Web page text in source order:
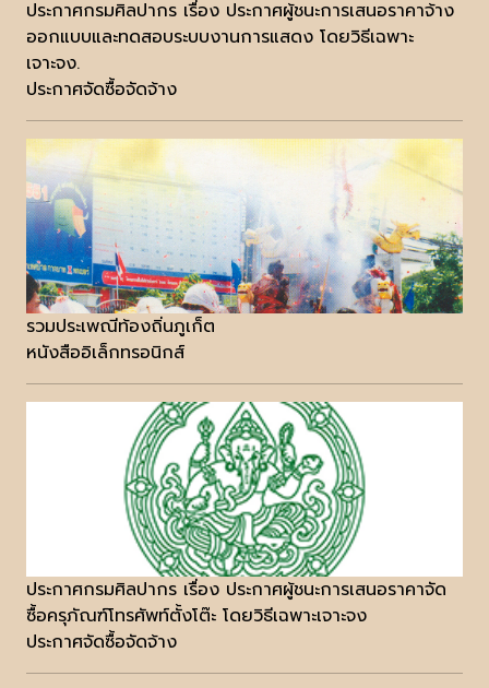
ประกาศกรมศิลปากร เรื่อง ประกาศผู้ชนะการเสนอราคาจ้าง
ออกแบบและทดสอบระบบงานการแสดง โดยวิธีเฉพาะ
เจาะจง.
ประกาศจัดซื้อจัดจ้าง
รวมประเพณีท้องถิ่นภูเก็ต
หนังสืออิเล็กทรอนิกส์
ประกาศกรมศิลปากร เรื่อง ประกาศผู้ชนะการเสนอราคาจัด
ซื้อครุภัณฑ์โทรศัพท์ตั้งโต๊ะ โดยวิธีเฉพาะเจาะจง
ประกาศจัดซื้อจัดจ้าง